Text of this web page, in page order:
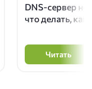
DNS-сервер не
что делать, как
Читать